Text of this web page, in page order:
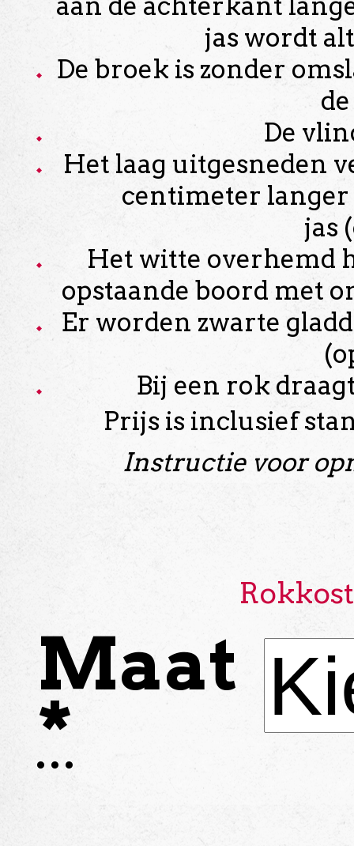
aan de achterkant
jas wordt
De broek is zonder
De
Het laag uitgesneden
centimeter langer
jas
Het witte overhemd
opstaande boord met
Er worden zwarte
Bij een rok
Prijs is inclusief
Instructie voor
Maat
*